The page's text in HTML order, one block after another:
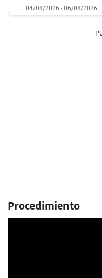
04/08/2026 - 06/08/2026
Procedimiento